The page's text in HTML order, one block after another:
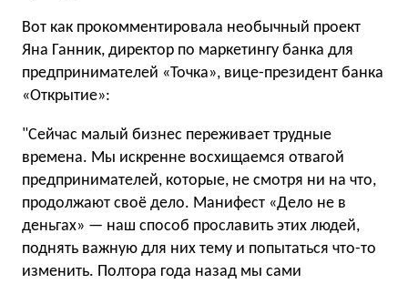
Вот как прокомментировала необычный проект
Яна Ганник, директор по маркетингу банка для
предпринимателей «Точка», вице-президент банка
«Открытие»:
"Сейчас малый бизнес переживает трудные
времена. Мы искренне восхищаемся отвагой
предпринимателей, которые, не смотря ни на что,
продолжают своё дело. Манифест «Дело не в
деньгах» — наш способ прославить этих людей,
поднять важную для них тему и попытаться что-то
изменить. Полтора года назад мы сами